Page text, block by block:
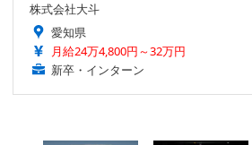
株式会社大斗
愛知県
月給24万4,800円～32万円
新卒・インターン